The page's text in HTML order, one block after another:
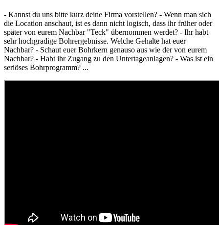
- Kannst du uns bitte kurz deine Firma vorstellen? - Wenn man sich
die Location anschaut, ist es dann nicht logisch, dass ihr früher oder
später von eurem Nachbar "Teck" übernommen werdet? - Ihr habt
sehr hochgradige Bohrergebnisse. Welche Gehalte hat euer
Nachbar? - Schaut euer Bohrkern genauso aus wie der von eurem
Nachbar? - Habt ihr Zugang zu den Untertageanlagen? - Was ist ein
seriöses Bohrprogramm? ...